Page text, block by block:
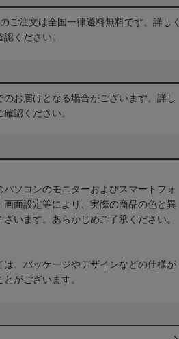
ご注文は全国一律送料無料です。詳しく
認ください。
お届けとなる場合がございます。詳し
確認ください。
ソコンのモニターおよびスマートフォ
画面設定等により、実際の商品の色と異
います。あらかじめご了承ください。
は、パッケージやデザインなどの仕様が
がございます。